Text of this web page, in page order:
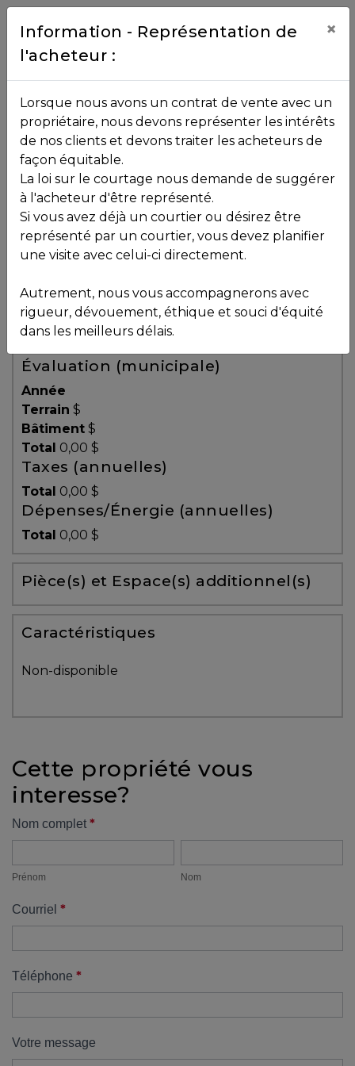
Contact
NOS
PROPRIÉTÉS
VOS
COURTIERS
Équipe
Partenaires
Témoignages
Blogue
ACHAT
Alerte
immobilière
Avec
un
courtier
vous
protégé!
outils
pour
financement
propriétaire
UNE
DÉCISION
!
de
démarrage
:
Toutes les propriétés
Vendu
, , ,
J8B 3A7
Voir plus de photos
Évaluation (municipale)
Année
Terrain $
Bâtiment $
Total 0,00 $
Taxes (annuelles)
Total 0,00 $
Dépenses/Énergie (annuelles)
Total 0,00 $
Pièce(s) et Espace(s) additionnel(s)
Caractéristiques
Non-disponible
Cette propriété vous
interesse?
Formulaire
Nom complet *
Prénom Nom
Courriel *
Téléphone *
Votre message
Information - Représentation de
l'acheteur :
×
Lorsque nous avons un contrat de vente avec un
propriétaire, nous devons représenter les intérêts
de nos clients et devons traiter les acheteurs de
façon équitable.
La loi sur le courtage nous demande de suggérer
à l'acheteur d'être représenté.
Si vous avez déjà un courtier ou désirez être
représenté par un courtier, vous devez planifier
une visite avec celui-ci directement.
Autrement, nous vous accompagnerons avec
rigueur, dévouement, éthique et souci d'équité
dans les meilleurs délais.